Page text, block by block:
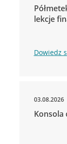
lekcje
Dowiedz
03.08.2026
Konsola